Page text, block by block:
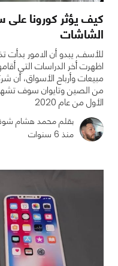
3763
كيف يؤثر كورونا
الشاشات
للأسف, يبدو أن الامور بدأت
مبيعات وأرباح الأسواق، أن
من الصين وتايوان سوف تشهد
الأول من عام 2020
بقلم محمد هشام
منذ 6 سنوات